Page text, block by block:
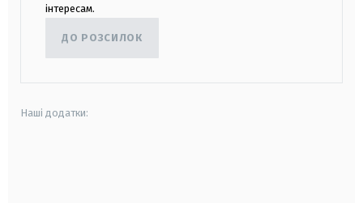
інтересам.
ДО РОЗСИЛОК
Наші додатки: